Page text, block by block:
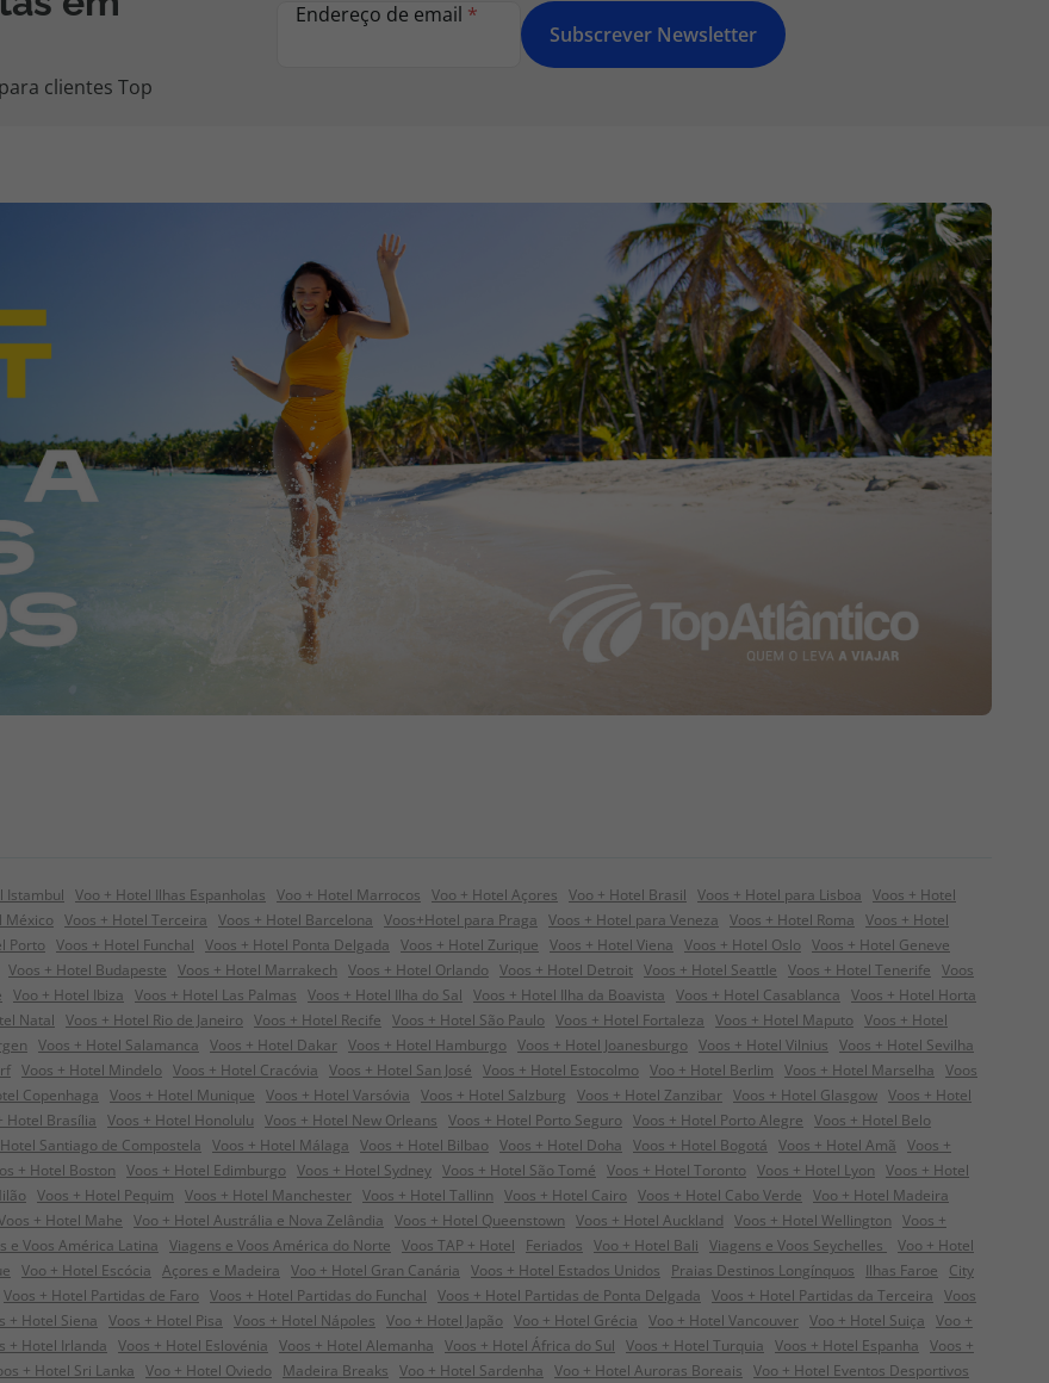
clientes Top
Endereço de email *
Subscrever Newsletter
Istambul Voo + Hotel Ilhas Espanholas Voo + Hotel Marrocos Voo + Hotel Açores Voo + Hotel Brasil Voos + Hotel para Lisboa Voos + Hotel
México Voos + Hotel Terceira Voos + Hotel Barcelona Voos+Hotel para Praga Voos + Hotel para Veneza Voos + Hotel Roma Voos + Hotel
Porto Voos + Hotel Funchal Voos + Hotel Ponta Delgada Voos + Hotel Zurique Voos + Hotel Viena Voos + Hotel Oslo Voos + Hotel Geneve
Voos + Hotel Budapeste Voos + Hotel Marrakech Voos + Hotel Orlando Voos + Hotel Detroit Voos + Hotel Seattle Voos + Hotel Tenerife Voos
Voo + Hotel Ibiza Voos + Hotel Las Palmas Voos + Hotel Ilha do Sal Voos + Hotel Ilha da Boavista Voos + Hotel Casablanca Voos + Hotel Horta
Natal Voos + Hotel Rio de Janeiro Voos + Hotel Recife Voos + Hotel São Paulo Voos + Hotel Fortaleza Voos + Hotel Maputo Voos + Hotel
Voos + Hotel Salamanca Voos + Hotel Dakar Voos + Hotel Hamburgo Voos + Hotel Joanesburgo Voos + Hotel Vilnius Voos + Hotel Sevilha
Voos + Hotel Mindelo Voos + Hotel Cracóvia Voos + Hotel San José Voos + Hotel Estocolmo Voo + Hotel Berlim Voos + Hotel Marselha Voos
Copenhaga Voos + Hotel Munique Voos + Hotel Varsóvia Voos + Hotel Salzburg Voos + Hotel Zanzibar Voos + Hotel Glasgow Voos + Hotel
Hotel Brasília Voos + Hotel Honolulu Voos + Hotel New Orleans Voos + Hotel Porto Seguro Voos + Hotel Porto Alegre Voos + Hotel Belo
Santiago de Compostela Voos + Hotel Málaga Voos + Hotel Bilbao Voos + Hotel Doha Voos + Hotel Bogotá Voos + Hotel Amã Voos +
+ Hotel Boston Voos + Hotel Edimburgo Voos + Hotel Sydney Voos + Hotel São Tomé Voos + Hotel Toronto Voos + Hotel Lyon Voos + Hotel
Voos + Hotel Pequim Voos + Hotel Manchester Voos + Hotel Tallinn Voos + Hotel Cairo Voos + Hotel Cabo Verde Voo + Hotel Madeira
+ Hotel Mahe Voo + Hotel Austrália e Nova Zelândia Voos + Hotel Queenstown Voos + Hotel Auckland Voos + Hotel Wellington Voos +
e Voos América Latina Viagens e Voos América do Norte Voos TAP + Hotel Feriados Voo + Hotel Bali Viagens e Voos Seychelles
Voo + Hotel
Voo + Hotel Escócia Açores e Madeira Voo + Hotel Gran Canária Voos + Hotel Estados Unidos Praias Destinos Longínquos Ilhas Faroe
City
Voos + Hotel Partidas de Faro Voos + Hotel Partidas do Funchal Voos + Hotel Partidas de Ponta Delgada Voos + Hotel Partidas da Terceira Voos
+ Hotel Siena Voos + Hotel Pisa Voos + Hotel Nápoles Voo + Hotel Japão Voo + Hotel Grécia Voo + Hotel Vancouver Voo + Hotel Suiça Voo +
+ Hotel Irlanda Voos + Hotel Eslovénia Voos + Hotel Alemanha Voos + Hotel África do Sul Voos + Hotel Turquia Voos + Hotel Espanha Voos +
+ Hotel Sri Lanka Voo + Hotel Oviedo Madeira Breaks Voo + Hotel Sardenha Voo + Hotel Auroras Boreais Voo + Hotel Eventos Desportivos